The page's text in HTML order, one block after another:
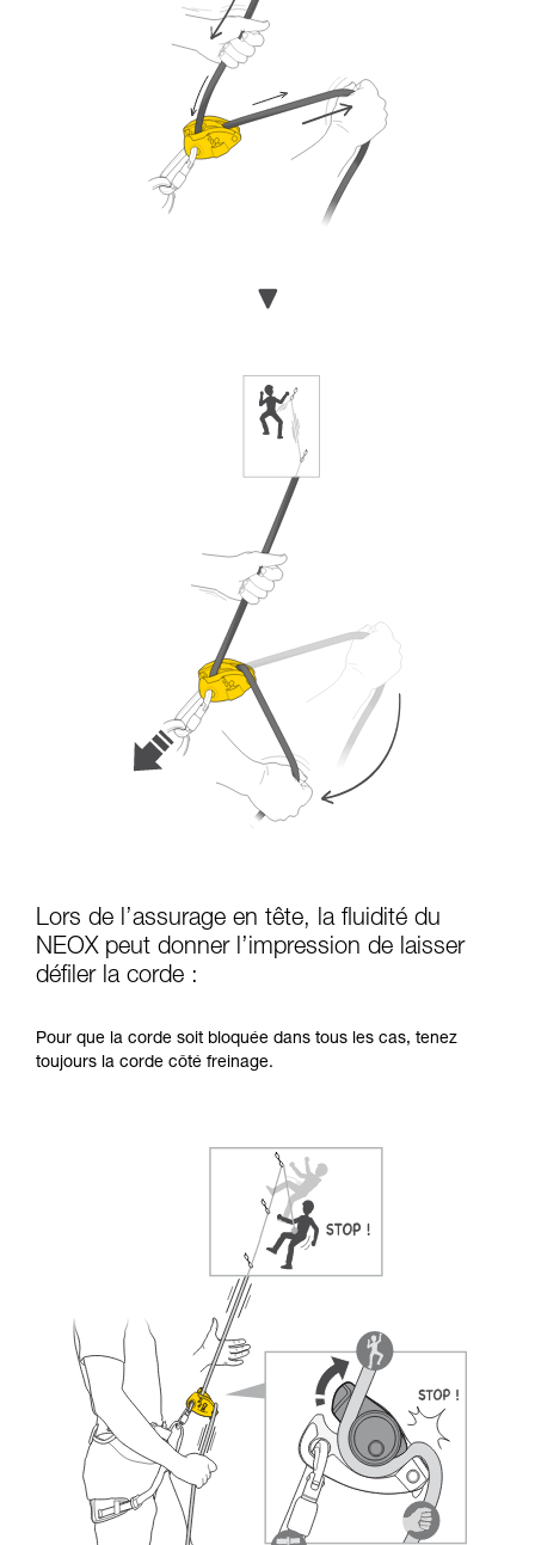
Lors de l’assurage en tête, la fluidité du
NEOX peut donner l’impression de laisser
défiler la corde :
Pour que la corde soit bloquée dans tous les cas, tenez
toujours la corde côté freinage.